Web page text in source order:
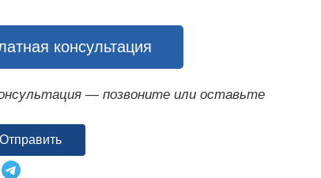
консультация
— позвоните или оставьте
Отправить